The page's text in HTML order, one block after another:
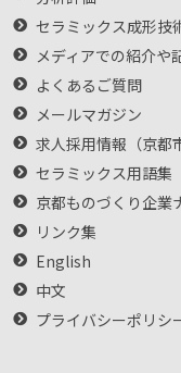
セラミックス成形技
メディアでの紹介や
よくあるご質問
メールマガジン
求人採用情報（京都
セラミックス用語集
京都ものづくり企業
リンク集
English
中文
プライバシーポリシ